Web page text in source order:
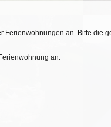
Ferienwohnungen an. Bitte die
an.